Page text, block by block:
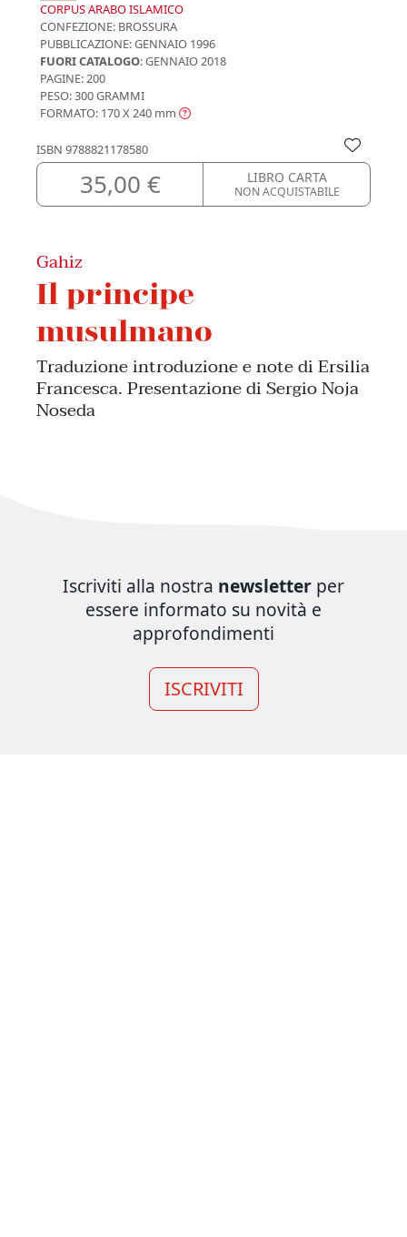
CORPUS ARABO ISLAMICO
CONFEZIONE: BROSSURA
PUBBLICAZIONE:GENNAIO 1996
FUORI CATALOGO: GENNAIO 2018
PAGINE: 200
PESO: 300 GRAMMI
FORMATO: 170 X 240 mm
ISBN 9788821178580
35,00 € LIBRO CARTA
NON ACQUISTABILE
Gahiz
Il principe
musulmano
Traduzione introduzione e note di Ersilia
Francesca. Presentazione di Sergio Noja
Noseda
Iscriviti alla nostra newsletter per
essere informato su novità e
approfondimenti
ISCRIVITI